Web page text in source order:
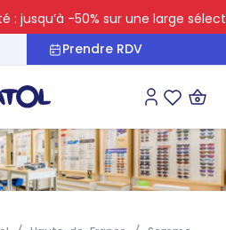
: jusqu’à -50% sur une large
Prendre RDV
Connexion